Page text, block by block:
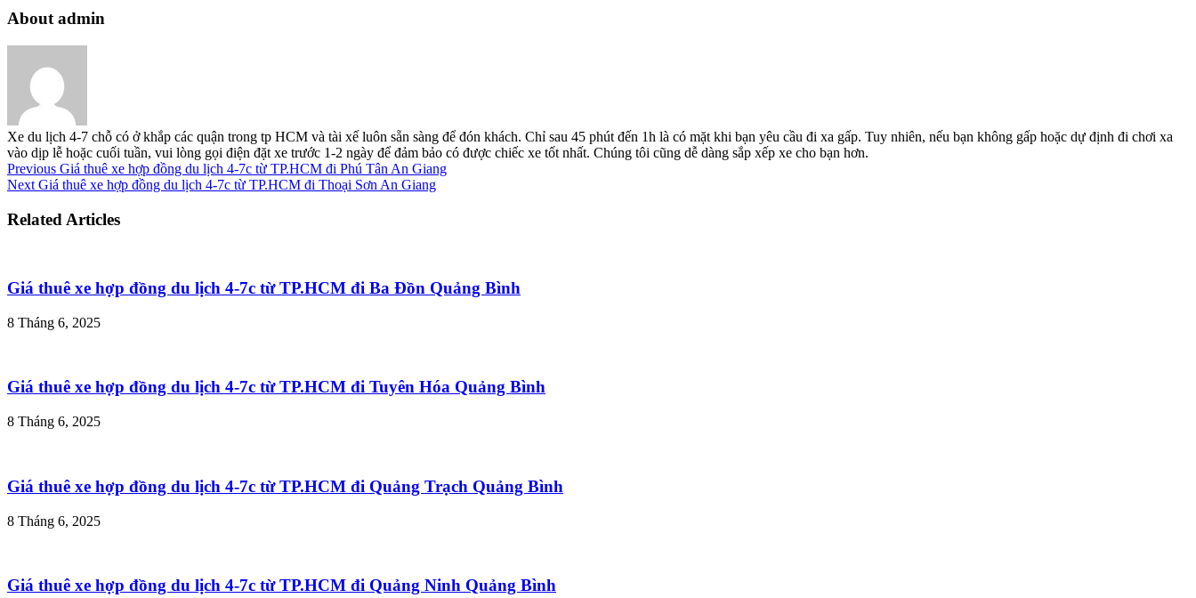
About admin
Xe du lịch 4-7 chỗ có ở khắp các quận trong tp HCM và tài xế luôn sẵn sàng để đón khách. Chỉ sau 45 phút đến 1h là có mặt khi bạn yêu cầu đi xa gấp. Tuy nhiên, nếu bạn không gấp hoặc dự định đi chơi xa
vào dịp lễ hoặc cuối tuần, vui lòng gọi điện đặt xe trước 1-2 ngày để đảm bảo có được chiếc xe tốt nhất. Chúng tôi cũng dễ dàng sắp xếp xe cho bạn hơn.
Previous Giá thuê xe hợp đồng du lịch 4-7c từ TP.HCM đi Phú Tân An Giang
Next Giá thuê xe hợp đồng du lịch 4-7c từ TP.HCM đi Thoại Sơn An Giang
Related Articles
Giá thuê xe hợp đồng du lịch 4-7c từ TP.HCM đi Ba Đồn Quảng Bình
8 Tháng 6, 2025
Giá thuê xe hợp đồng du lịch 4-7c từ TP.HCM đi Tuyên Hóa Quảng Bình
8 Tháng 6, 2025
Giá thuê xe hợp đồng du lịch 4-7c từ TP.HCM đi Quảng Trạch Quảng Bình
8 Tháng 6, 2025
Giá thuê xe hợp đồng du lịch 4-7c từ TP.HCM đi Quảng Ninh Quảng Bình